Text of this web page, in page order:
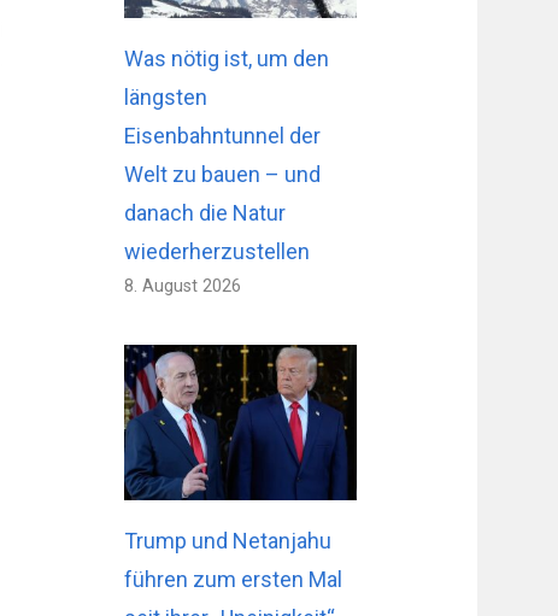
Was nötig ist, um den
längsten
Eisenbahntunnel der
Welt zu bauen – und
danach die Natur
wiederherzustellen
8. August 2026
Trump und Netanjahu
führen zum ersten Mal